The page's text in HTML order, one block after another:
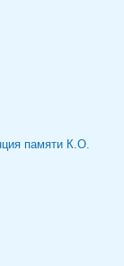
памяти К.О.